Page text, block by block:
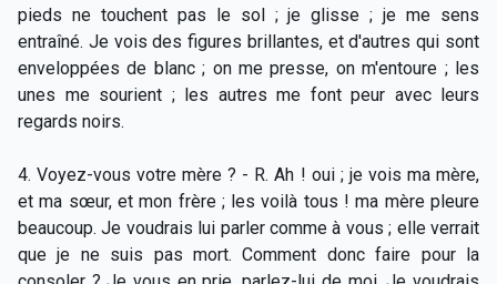
pieds ne touchent pas le sol ; je glisse ; je me sens
entraîné. Je vois des figures brillantes, et d'autres qui sont
enveloppées de blanc ; on me presse, on m'entoure ; les
unes me sourient ; les autres me font peur avec leurs
regards noirs.
4. Voyez-vous votre mère ? - R. Ah ! oui ; je vois ma mère,
et ma sœur, et mon frère ; les voilà tous ! ma mère pleure
beaucoup. Je voudrais lui parler comme à vous ; elle verrait
que je ne suis pas mort. Comment donc faire pour la